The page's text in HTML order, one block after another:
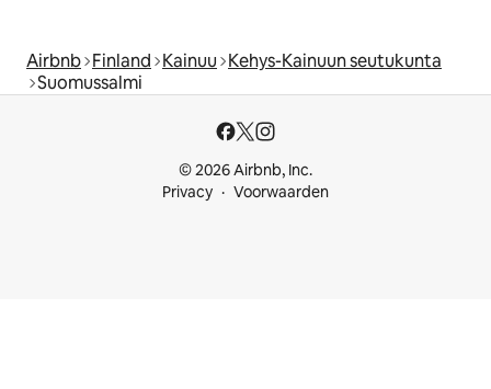
Airbnb Finland Kainuu Kehys-Kainuun seutukunta
Suomussalmi
© 2026 Airbnb, Inc.
Privacy
Voorwaarden